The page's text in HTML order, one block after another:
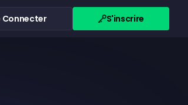
Connecter S'inscrire